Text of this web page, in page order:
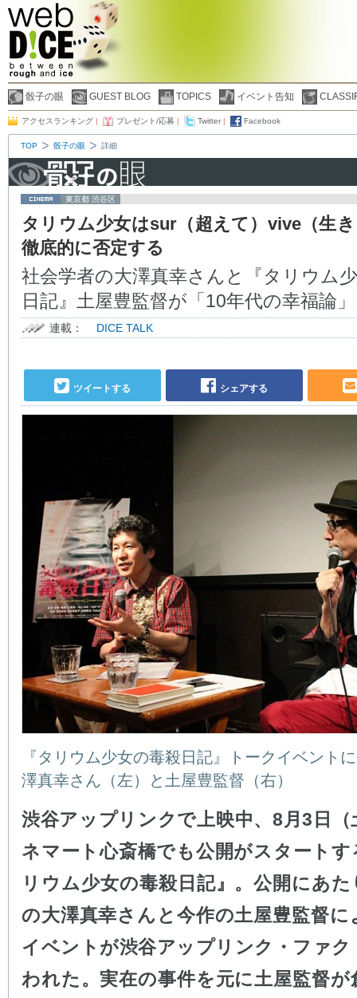
骰子の眼 GUEST BLOG TOPICS イベント告知
アクセスランキング | プレゼント/応募 | Twitter | Facebook
TOP 骰子の眼 詳細
東京都 渋谷区
タリウム少女はsur（超えて）vive（生
徹底的に否定する
社会学者の大澤真幸さんと『タリウム
日記』土屋豊監督が「10年代の幸福論
連載： DICE TALK
ツイートする シェアする
『タリウム少女の毒殺日記』トークイベント
澤真幸さん（左）と土屋豊監督（右）
渋谷アップリンクで上映中、8月3日（
ネマート心斎橋でも公開がスタートす
リウム少女の毒殺日記』。公開にあた
の大澤真幸さんと今作の土屋豊監督に
イベントが渋谷アップリンク・ファク
われた。実在の事件を元に土屋監督が